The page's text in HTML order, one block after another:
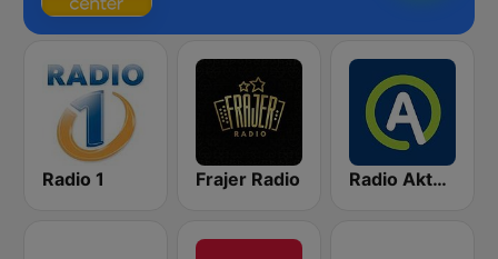
Radio 1 Frajer Radio Radio Aktual